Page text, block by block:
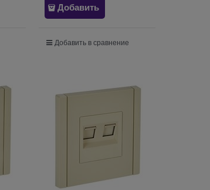
Добавить
Добавить в сравнение